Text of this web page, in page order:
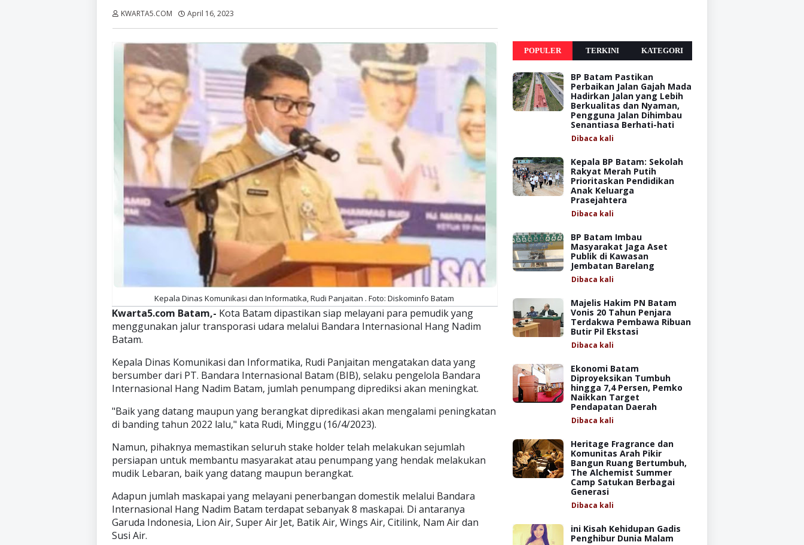
KWARTA5.COM April 16, 2023
Kepala Dinas Komunikasi dan Informatika, Rudi Panjaitan . Foto: Diskominfo Batam
Kwarta5.com Batam,- Kota Batam dipastikan siap melayani para pemudik yang
menggunakan jalur transporasi udara melalui Bandara Internasional Hang Nadim
Batam.
Kepala Dinas Komunikasi dan Informatika, Rudi Panjaitan mengatakan data yang
bersumber dari PT. Bandara Internasional Batam (BIB), selaku pengelola Bandara
Internasional Hang Nadim Batam, jumlah penumpang diprediksi akan meningkat.
"Baik yang datang maupun yang berangkat dipredikasi akan mengalami peningkatan
di banding tahun 2022 lalu," kata Rudi, Minggu (16/4/2023).
Namun, pihaknya memastikan seluruh stake holder telah melakukan sejumlah
persiapan untuk membantu masyarakat atau penumpang yang hendak melakukan
mudik Lebaran, baik yang datang maupun berangkat.
Adapun jumlah maskapai yang melayani penerbangan domestik melalui Bandara
Internasional Hang Nadim Batam terdapat sebanyak 8 maskapai. Di antaranya
Garuda Indonesia, Lion Air, Super Air Jet, Batik Air, Wings Air, Citilink, Nam Air dan
Susi Air.
POPULER TERKINI KATEGORI
BP Batam Pastikan
Perbaikan Jalan Gajah Mada
Hadirkan Jalan yang Lebih
Berkualitas dan Nyaman,
Pengguna Jalan Dihimbau
Senantiasa Berhati-hati
Dibaca kali
Kepala BP Batam: Sekolah
Rakyat Merah Putih
Prioritaskan Pendidikan
Anak Keluarga
Prasejahtera
Dibaca kali
BP Batam Imbau
Masyarakat Jaga Aset
Publik di Kawasan
Jembatan Barelang
Dibaca kali
Majelis Hakim PN Batam
Vonis 20 Tahun Penjara
Terdakwa Pembawa Ribuan
Butir Pil Ekstasi
Dibaca kali
Ekonomi Batam
Diproyeksikan Tumbuh
hingga 7,4 Persen, Pemko
Naikkan Target
Pendapatan Daerah
Dibaca kali
Heritage Fragrance dan
Komunitas Arah Pikir
Bangun Ruang Bertumbuh,
The Alchemist Summer
Camp Satukan Berbagai
Generasi
Dibaca kali
ini Kisah Kehidupan Gadis
Penghibur Dunia Malam